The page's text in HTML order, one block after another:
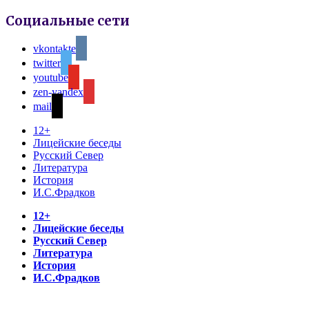
Социальные сети
vkontakte
twitter
youtube
zen-yandex
mail
12+
Лицейские беседы
Русский Север
Литература
История
И.С.Фрадков
12+
Лицейские беседы
Русский Север
Литература
История
И.С.Фрадков